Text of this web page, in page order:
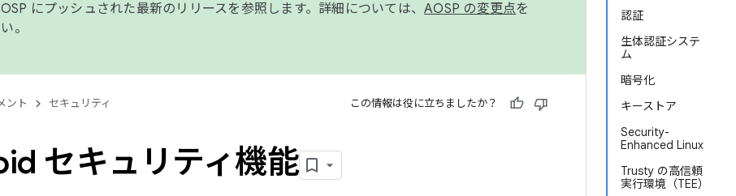
認証
生体認証システ
ム
暗号化
キーストア
Security-
Enhanced Linux
Trusty の高信頼
実行環境（TEE）
にプッシュされた最新のリリースを参照します。詳細については、 AOSP の変更点を
。
ント セキュリティ この情報は役に立ちましたか？
セキュリティ機能